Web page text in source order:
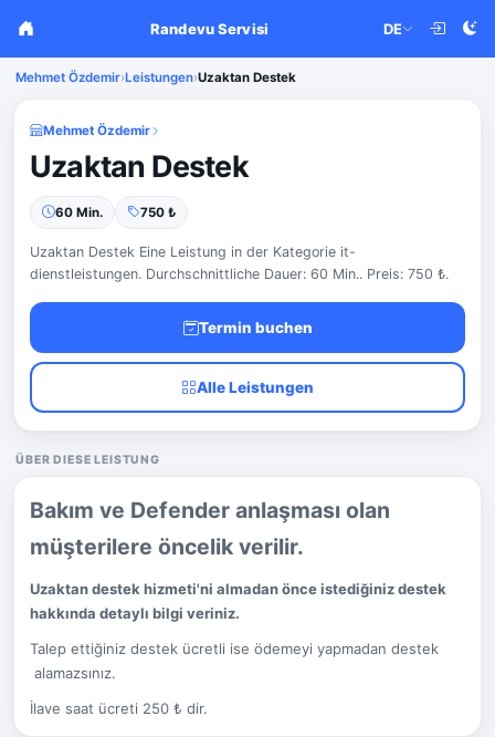
Randevu Servisi DE
Mehmet Özdemir›Leistungen›Uzaktan Destek
Mehmet Özdemir
Uzaktan Destek
60 Min. 750 ₺
Uzaktan Destek Eine Leistung in der Kategorie it-
dienstleistungen. Durchschnittliche Dauer: 60 Min.. Preis: 750 ₺.
Termin buchen
Alle Leistungen
ÜBER DIESE LEISTUNG
Bakım ve Defender anlaşması olan
müşterilere öncelik verilir.
Uzaktan destek hizmeti'ni almadan önce istediğiniz destek
hakkında detaylı bilgi veriniz.
Talep ettiğiniz destek ücretli ise ödemeyi yapmadan destek
alamazsınız.
İlave saat ücreti 250 ₺ dir.